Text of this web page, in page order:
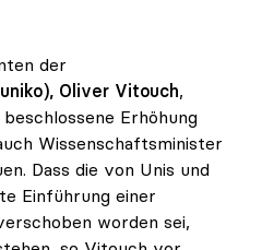
der
Oliver Vitouch,
Erhöhung
Wissenschaftsminister
Dass die von Unis und
Einführung einer
worden sei,